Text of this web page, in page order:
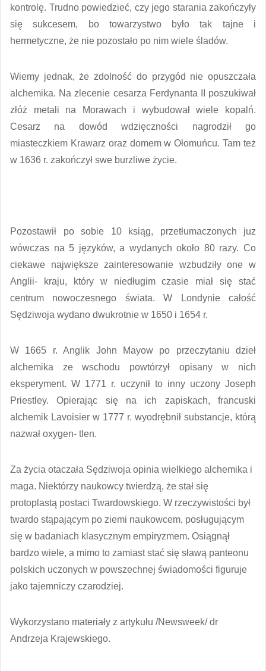
kontrolę. Trudno powiedzieć, czy jego starania zakończyły
się sukcesem, bo towarzystwo było tak tajne i
hermetyczne, że nie pozostało po nim wiele śladów.
Wiemy jednak, że zdolność do przygód nie opuszczała
alchemika. Na zlecenie cesarza Ferdynanta II poszukiwał
złóż metali na Morawach i wybudował wiele kopalń.
Cesarz na dowód wdzięczności nagrodził go
miasteczkiem Krawarz oraz domem w Ołomuńcu. Tam też
w 1636 r. zakończył swe burzliwe życie.
Pozostawił po sobie 10 ksiąg, przetłumaczonych juz
wówczas na 5 języków, a wydanych około 80 razy. Co
ciekawe największe zainteresowanie wzbudziły one w
Anglii- kraju, który w niedługim czasie miał się stać
centrum nowoczesnego świata. W Londynie całość
Sędziwoja wydano dwukrotnie w 1650 i 1654 r.
W 1665 r. Anglik John Mayow po przeczytaniu dzieł
alchemika ze wschodu powtórzył opisany w nich
eksperyment. W 1771 r. uczynił to inny uczony Joseph
Priestley. Opierając się na ich zapiskach, francuski
alchemik Lavoisier w 1777 r. wyodrębnił substancje, którą
nazwał oxygen- tlen.
Za życia otaczała Sędziwoja opinia wielkiego alchemika i
maga. Niektórzy naukowcy twierdzą, że stał się
protoplastą postaci Twardowskiego. W rzeczywistości był
twardo stąpającym po ziemi naukowcem, posługującym
się w badaniach klasycznym empiryzmem. Osiągnął
bardzo wiele, a mimo to zamiast stać się sławą panteonu
polskich uczonych w powszechnej świadomości figuruje
jako tajemniczy czarodziej.
Wykorzystano materiały z artykułu /Newsweek/ dr
Andrzeja Krajewskiego.